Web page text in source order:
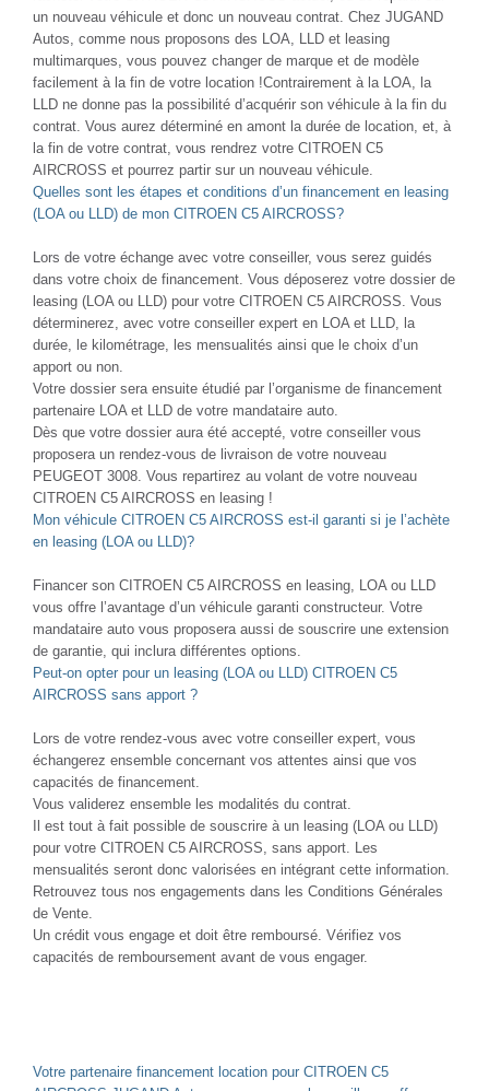
un nouveau véhicule et donc un nouveau contrat. Chez JUGAND
Autos, comme nous proposons des LOA, LLD et leasing
multimarques, vous pouvez changer de marque et de modèle
facilement à la fin de votre location !Contrairement à la LOA, la
LLD ne donne pas la possibilité d’acquérir son véhicule à la fin du
contrat. Vous aurez déterminé en amont la durée de location, et, à
la fin de votre contrat, vous rendrez votre CITROEN C5
AIRCROSS et pourrez partir sur un nouveau véhicule.
Quelles sont les étapes et conditions d’un financement en leasing
(LOA ou LLD) de mon CITROEN C5 AIRCROSS?
Lors de votre échange avec votre conseiller, vous serez guidés
dans votre choix de financement. Vous déposerez votre dossier de
leasing (LOA ou LLD) pour votre CITROEN C5 AIRCROSS. Vous
déterminerez, avec votre conseiller expert en LOA et LLD, la
durée, le kilométrage, les mensualités ainsi que le choix d’un
apport ou non.
Votre dossier sera ensuite étudié par l’organisme de financement
partenaire LOA et LLD de votre mandataire auto.
Dès que votre dossier aura été accepté, votre conseiller vous
proposera un rendez-vous de livraison de votre nouveau
PEUGEOT 3008. Vous repartirez au volant de votre nouveau
CITROEN C5 AIRCROSS en leasing !
Mon véhicule CITROEN C5 AIRCROSS est-il garanti si je l’achète
en leasing (LOA ou LLD)?
Financer son CITROEN C5 AIRCROSS en leasing, LOA ou LLD
vous offre l’avantage d’un véhicule garanti constructeur. Votre
mandataire auto vous proposera aussi de souscrire une extension
de garantie, qui inclura différentes options.
Peut-on opter pour un leasing (LOA ou LLD) CITROEN C5
AIRCROSS sans apport ?
Lors de votre rendez-vous avec votre conseiller expert, vous
échangerez ensemble concernant vos attentes ainsi que vos
capacités de financement.
Vous validerez ensemble les modalités du contrat.
Il est tout à fait possible de souscrire à un leasing (LOA ou LLD)
pour votre CITROEN C5 AIRCROSS, sans apport. Les
mensualités seront donc valorisées en intégrant cette information.
Retrouvez tous nos engagements dans les Conditions Générales
de Vente.
Un crédit vous engage et doit être remboursé. Vérifiez vos
capacités de remboursement avant de vous engager.
Votre partenaire financement location pour CITROEN C5